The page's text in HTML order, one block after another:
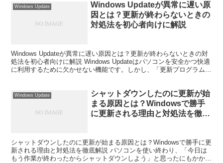
Windows Update
Windows Updateが異常に遅い原
因とは？更新が終わらないときの
対処法を初心者向けに解説
Windows Updateが異常に遅い原因とは？更新が終わらないときの対
処法を初心者向けに解説 Windows Updateはパソコンを安全かつ快適
に利用するために欠かせない機能です。しかし、「更新プログラムを
Windows Update
シャットダウンしたのに更新が始
まる原因とは？Windowsで勝手
に更新される理由と対処法を徹底
シャットダウンしたのに更新が始まる原因とは？Windowsで勝手に更
新される理由と対処法を徹底解説 パソコンを使い終わり、「今日は
もう作業が終わったからシャットダウンしよう」と思ったにもかかわ